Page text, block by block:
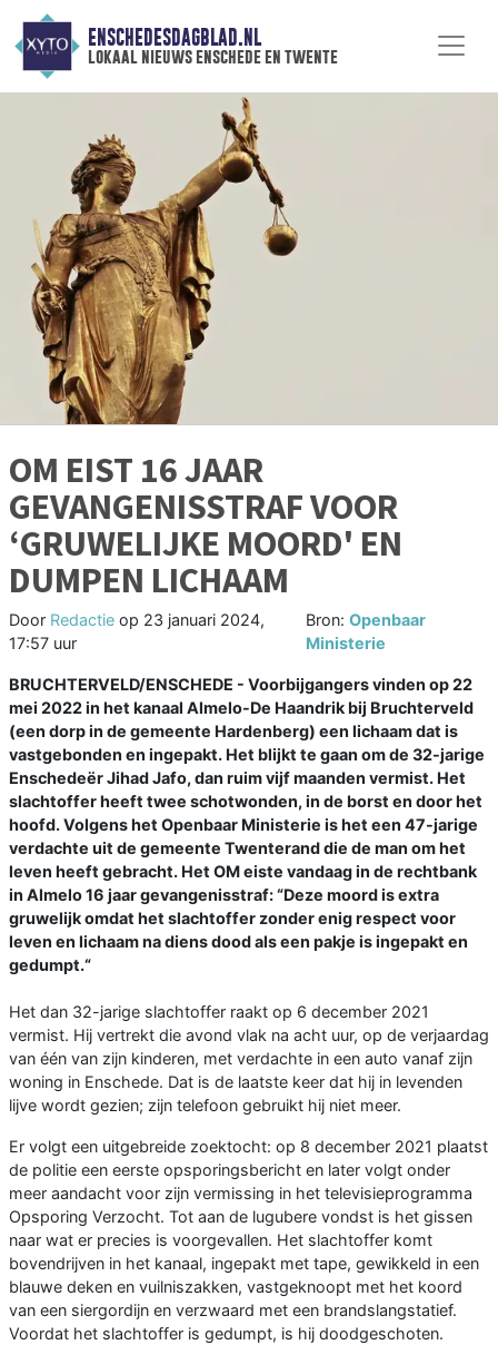
ENSCHEDESDAGBLAD.NL
lokaal nieuws enschede en twente
OM EIST 16 JAAR
GEVANGENISSTRAF VOOR
‘GRUWELIJKE MOORD' EN
DUMPEN LICHAAM
Door Redactie op 23 januari 2024,
17:57 uur
Bron: Openbaar
Ministerie
BRUCHTERVELD/ENSCHEDE - Voorbijgangers vinden op 22
mei 2022 in het kanaal Almelo-De Haandrik bij Bruchterveld
(een dorp in de gemeente Hardenberg) een lichaam dat is
vastgebonden en ingepakt. Het blijkt te gaan om de 32-jarige
Enschedeër Jihad Jafo, dan ruim vijf maanden vermist. Het
slachtoffer heeft twee schotwonden, in de borst en door het
hoofd. Volgens het Openbaar Ministerie is het een 47-jarige
verdachte uit de gemeente Twenterand die de man om het
leven heeft gebracht. Het OM eiste vandaag in de rechtbank
in Almelo 16 jaar gevangenisstraf: “Deze moord is extra
gruwelijk omdat het slachtoffer zonder enig respect voor
leven en lichaam na diens dood als een pakje is ingepakt en
gedumpt.“
Het dan 32-jarige slachtoffer raakt op 6 december 2021
vermist. Hij vertrekt die avond vlak na acht uur, op de verjaardag
van één van zijn kinderen, met verdachte in een auto vanaf zijn
woning in Enschede. Dat is de laatste keer dat hij in levenden
lijve wordt gezien; zijn telefoon gebruikt hij niet meer.
Er volgt een uitgebreide zoektocht: op 8 december 2021 plaatst
de politie een eerste opsporingsbericht en later volgt onder
meer aandacht voor zijn vermissing in het televisieprogramma
Opsporing Verzocht. Tot aan de lugubere vondst is het gissen
naar wat er precies is voorgevallen. Het slachtoffer komt
bovendrijven in het kanaal, ingepakt met tape, gewikkeld in een
blauwe deken en vuilniszakken, vastgeknoopt met het koord
van een siergordijn en verzwaard met een brandslangstatief.
Voordat het slachtoffer is gedumpt, is hij doodgeschoten.